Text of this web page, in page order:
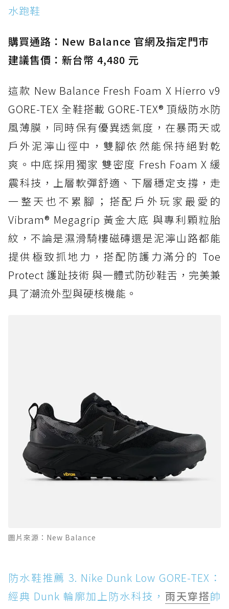
防水鞋推薦 15. Brooks Cascadia 19 GTX：注
水跑鞋
購買通路：New Balance 官網及指定門市
建議售價：新台幣 4,480 元
這款 New Balance Fresh Foam X Hierro v9
GORE-TEX 全鞋搭載 GORE-TEX® 頂級防水防
風薄膜，同時保有優異透氣度，在暴雨天或
戶外泥濘山徑中，雙腳依然能保持絕對乾
爽。中底採用獨家 雙密度 Fresh Foam X 緩
震科技，上層軟彈舒適、下層穩定支撐，走
一整天也不累腳；搭配戶外玩家最愛的
Vibram® Megagrip 黃金大底 與專利顆粒胎
紋，不論是濕滑騎樓磁磚還是泥濘山路都能
提供極致抓地力，搭配防護力滿分的 Toe
Protect 護趾技術 與一體式防砂鞋舌，完美兼
具了潮流外型與硬核機能。
圖片來源：New Balance
防水鞋推薦 3. Nike Dunk Low GORE-TEX：
經典 Dunk 輪廓加上防水科技， 雨天穿搭帥